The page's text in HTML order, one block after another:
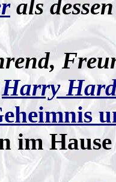
als
Harry
im